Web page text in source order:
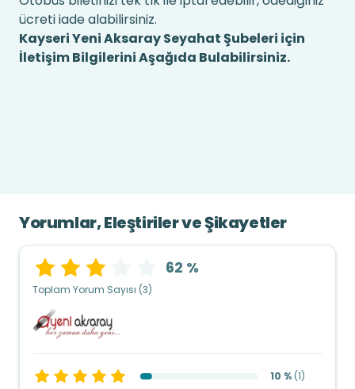
ücreti iade alabilirsiniz.
Kayseri Yeni Aksaray Seyahat Şubeleri için
İletişim Bilgilerini Aşağıda Bulabilirsiniz.
Yorumlar, Eleştiriler ve Şikayetler
62 %
Toplam Yorum Sayısı (3)
10 % (1)